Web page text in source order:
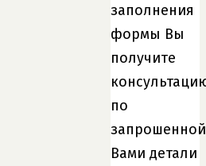
заполнения
формы Вы
получите
по
запрошенной
Вами детали